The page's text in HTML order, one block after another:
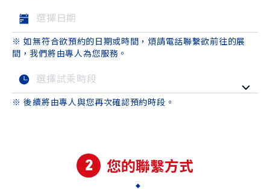
最新車訊 購車優惠
車主活動
品牌新知
公告訊息
探索SUZUKI
新車車主調查
※ 如無符合欲預約的日期或時間，煩請電話聯繫欲前往的展
間，我們將由專人為您服務。
※ 後續將由專人與您再次確認預約時段。
2 您的聯繫方式